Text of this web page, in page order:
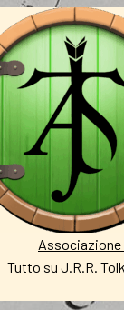
Associazione
Tutto su J.R.R.